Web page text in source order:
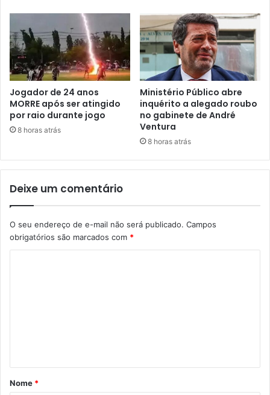
Jogador de 24 anos
MORRE após ser atingido
por raio durante jogo
8 horas atrás
Ministério Público abre
inquérito a alegado roubo
no gabinete de André
Ventura
8 horas atrás
Deixe um comentário
O seu endereço de e-mail não será publicado. Campos
obrigatórios são marcados com *
á
r
Nome *